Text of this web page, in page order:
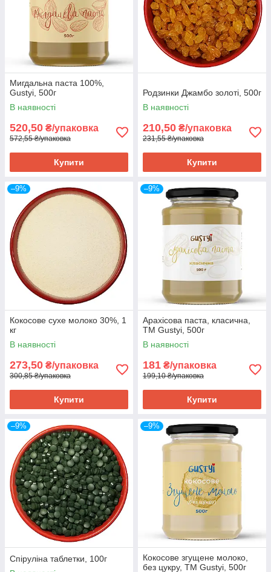
Мигдальна паста 100%,
Gustyi, 500г
В наявності
520,50 ₴/упаковка
572,55 ₴/упаковка
Купити
Родзинки Джамбо золоті, 500г
В наявності
210,50 ₴/упаковка
231,55 ₴/упаковка
Купити
–9%
Кокосове сухе молоко 30%, 1
кг
В наявності
273,50 ₴/упаковка
300,85 ₴/упаковка
Купити
–9%
Арахісова паста, класична,
ТМ Gustyi, 500г
В наявності
181 ₴/упаковка
199,10 ₴/упаковка
Купити
–9%
Спіруліна таблетки, 100г
–9%
Кокосове згущене молоко,
без цукру, ТМ Gustyi, 500г